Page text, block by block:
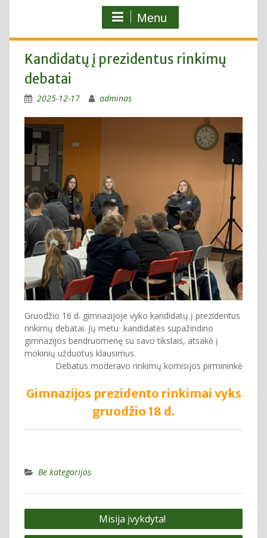
Menu
Kandidatų į prezidentus rinkimų
debatai
2025-12-17 adminas
Gruodžio 16 d. gimnazijoje vyko kandidatų į prezidentus
rinkimų debatai. Jų metu kandidatės supažindino
gimnazijos bendruomenę su savo tikslais, atsakė į
mokinių užduotus klausimus.
Debatus moderavo rinkimų komisijos pirmininkė
Gimnazijos prezidento rinkimai vyks
gruodžio 18 d.
Be kategorijos
Navigacija
tarp
Misija įvykdyta!